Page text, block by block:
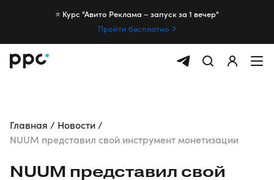
⭐️ Курс "Авито Реклама – запуск за 1 вечер"
Пройти бесплатно
Главная
Новости
NUUM представил свой инструмент монетизации
NUUM представил свой